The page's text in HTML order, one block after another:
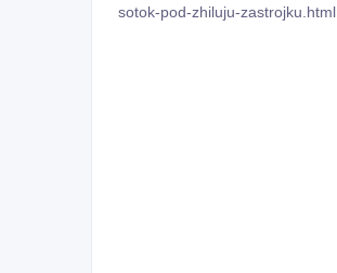
sotok-pod-zhiluju-zastrojku.html